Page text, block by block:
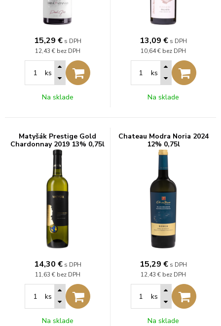
15,29 € s DPH
12,43 € bez DPH
ks
Na sklade
13,09 € s DPH
10,64 € bez DPH
ks
Na sklade
Matyšák Prestige Gold
Chardonnay 2019 13% 0,75l
14,30 € s DPH
11,63 € bez DPH
ks
Na sklade
Chateau Modra Noria 2024
12% 0,75l
15,29 € s DPH
12,43 € bez DPH
ks
Na sklade